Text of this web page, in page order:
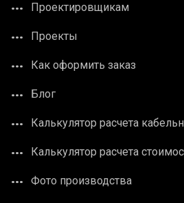
Проектировщикам
Проекты
Как оформить заказ
Блог
Калькулятор расчета
Калькулятор расчета
Фото производства